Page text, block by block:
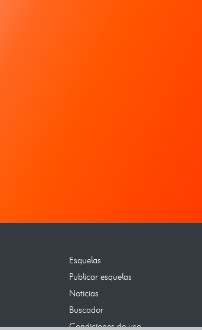
Esquelas
Publicar esquelas
Noticias
Buscador
Condiciones de uso